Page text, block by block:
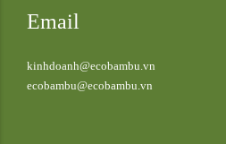
Email
kinhdoanh@ecobambu.vn
ecobambu@ecobambu.vn